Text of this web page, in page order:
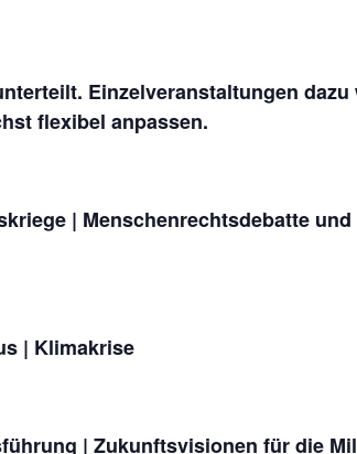
Einzelveranstaltungen
flexibel anpassen.
| Menschenrechtsdebatte
| Klimakrise
| Zukunftsvisionen für die